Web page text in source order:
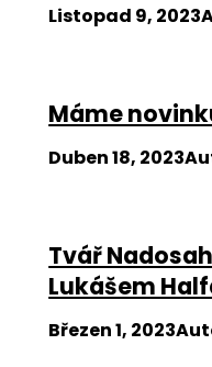
Listopad 9, 2023
Máme
Duben 18, 2023
Tvář
Lukášem
Březen 1, 2023